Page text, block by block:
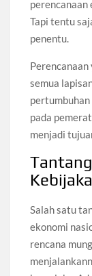
perencanaan
Tapi tentu
penentu.
semua
pada
menjadi
Salah satu
ekonomi
rencana